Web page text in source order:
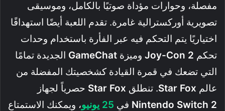
مفصلة، وحوارات مؤداة صوتيًا بالكامل، وموسيقى
تصويرية أوركسترالية غامرة. تقدم اللعبة أيضًا استهدافًا
اختياريًا يتم التحكم فيه عبر الفأرة باستخدام وحدات
تحكم Joy-Con 2 وميزة GameChat الجديدة تمامًا
التي تضعك في قمرة القيادة كشخصيتك المفضلة من
عالم Star Fox. تنطلق Star Fox حصرياً لجهاز
Nintendo Switch 2 في 25 يونيو
، ويمكنك الاستمتاع